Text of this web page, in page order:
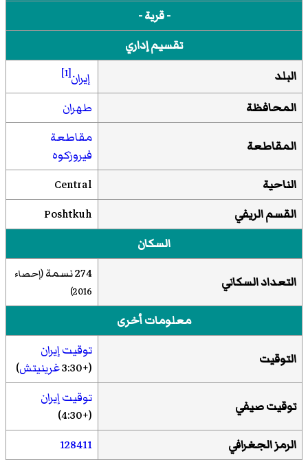
- قرية -
تقسيم إداري
البلد
إيران[1]
المحافظة طهران
المقاطعة
مقاطعة
فيروزكوه
الناحية
Central
القسم الريفي
Poshtkuh
السكان
التعداد السكاني 274 نسمة
(إحصاء
2016
)
معلومات أخرى
التوقيت
توقيت إيران
(+3:30
غرينيتش)
توقيت صيفي
توقيت إيران
(+4:30)
الرمز الجغرافي
128411